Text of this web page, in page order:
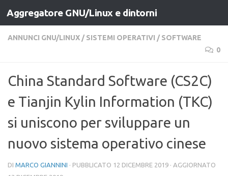
Salta al contenuto
Aggregatore GNU/Linux e dintorni
ANNUNCI GNU/LINUX / SISTEMI OPERATIVI / SOFTWARE
0
China Standard Software (CS2C)
e Tianjin Kylin Information (TKC)
si uniscono per sviluppare un
nuovo sistema operativo cinese
DI MARCO GIANNINI · PUBBLICATO 12 DICEMBRE 2019 · AGGIORNATO